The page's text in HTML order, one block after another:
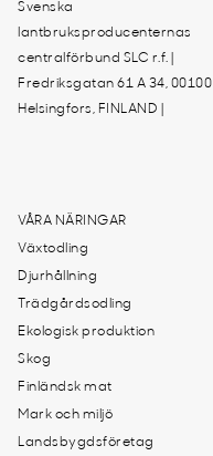
Svenska
lantbruksproducenternas
centralförbund SLC r.f. |
Fredriksgatan 61 A 34, 00100
Helsingfors, FINLAND |
VÅRA NÄRINGAR
Växtodling
Djurhållning
Trädgårdsodling
Ekologisk produktion
Skog
Finländsk mat
Mark och miljö
Landsbygdsföretag